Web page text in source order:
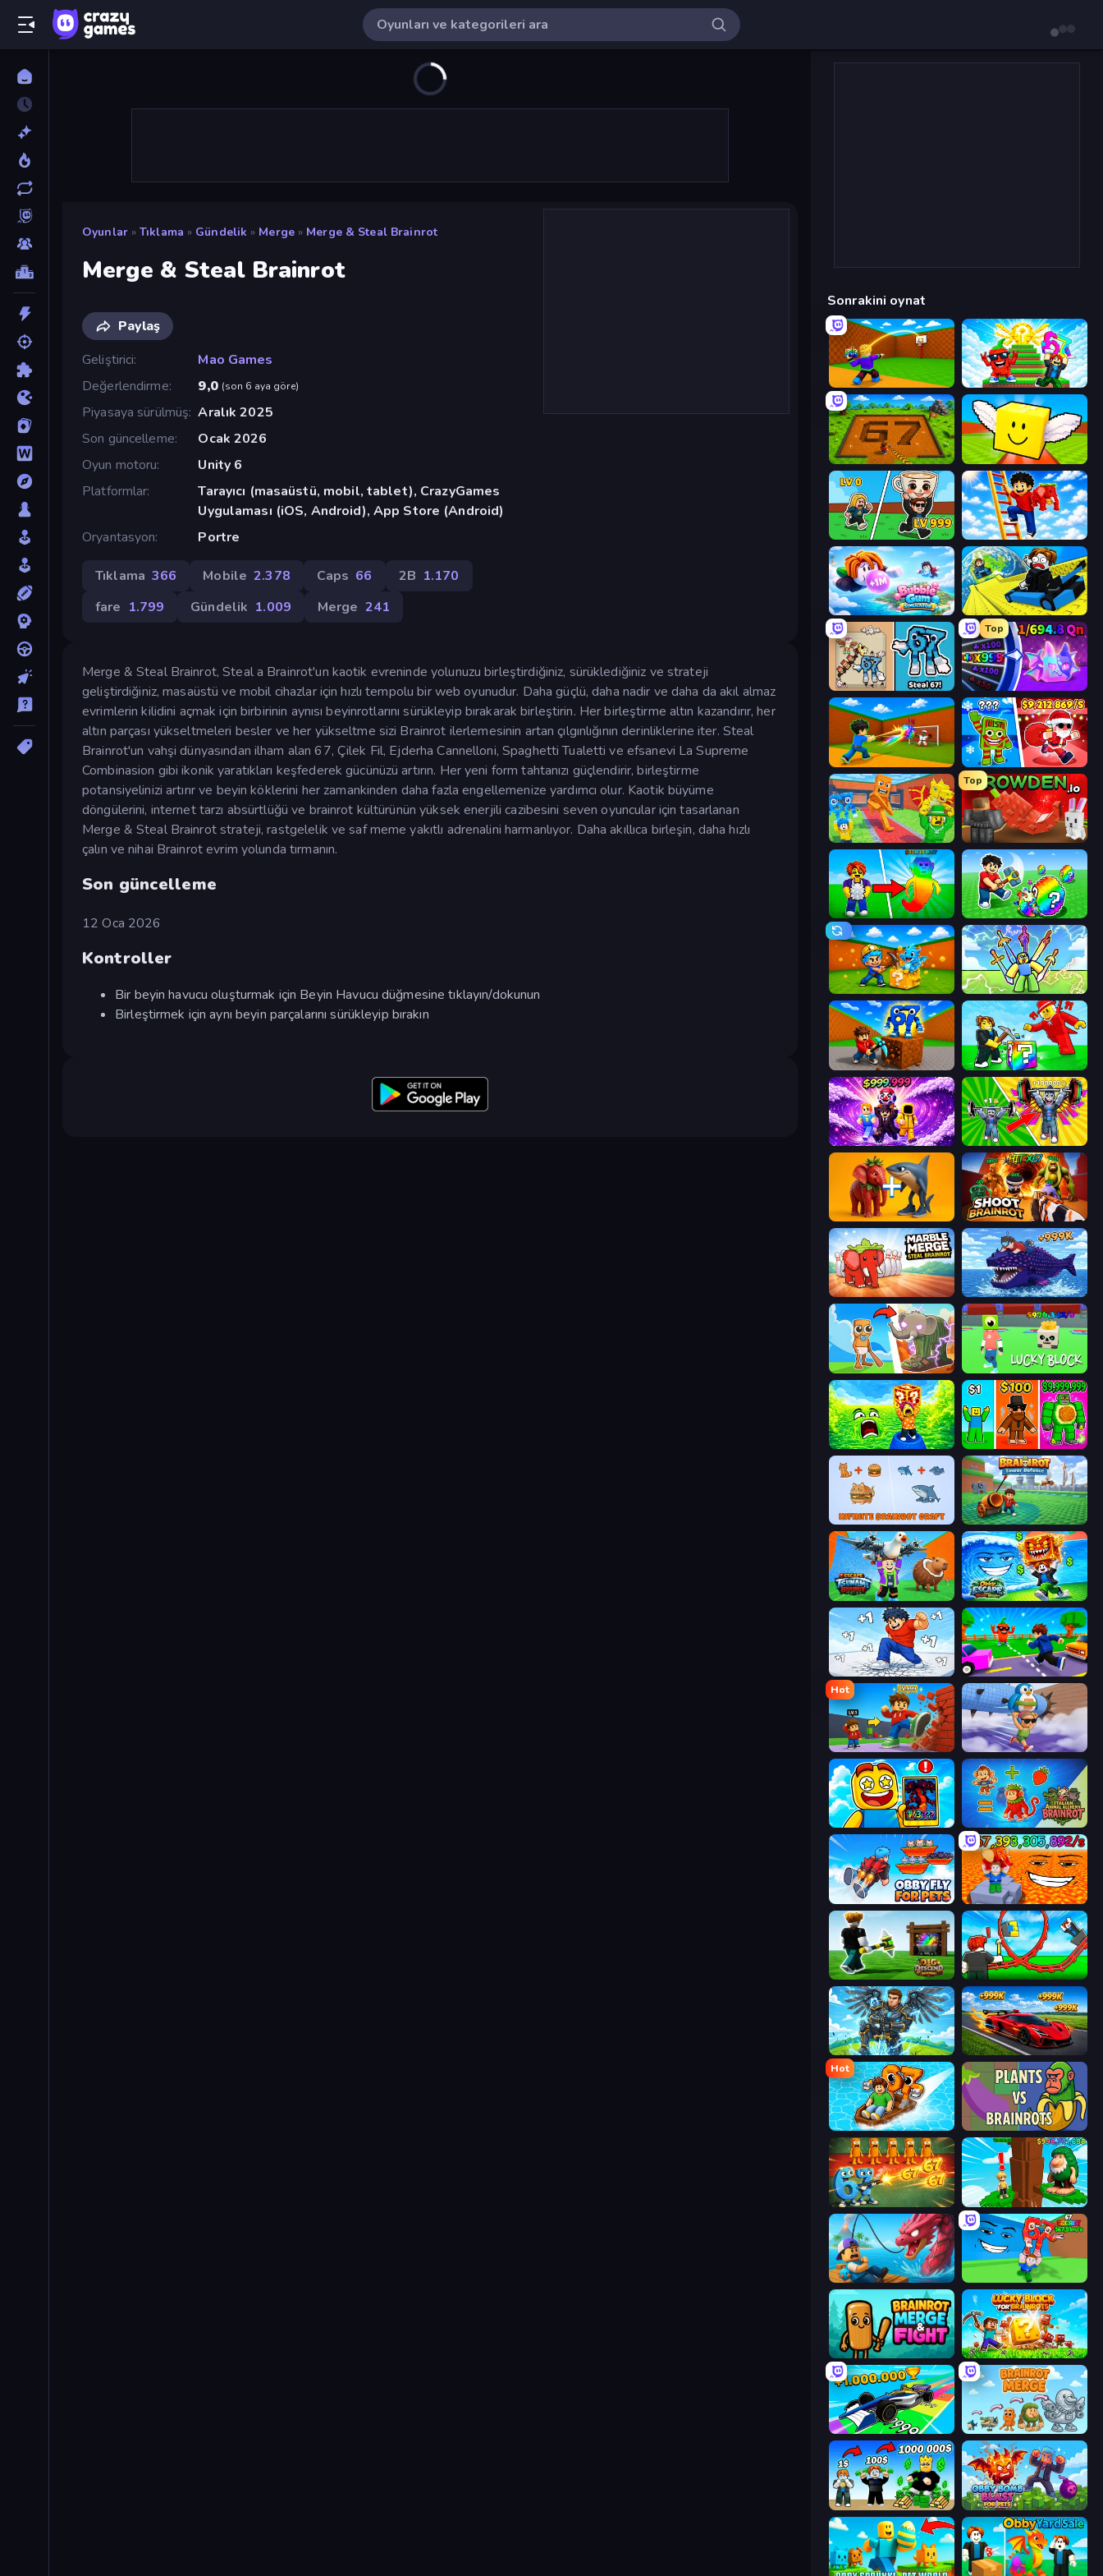
Oyunlar » Tıklama » Gündelik » Merge » Merge & Steal Brainrot
Merge & Steal Brainrot
Paylaş
Geliştirici
Mao Games
Değerlendirme
9,0 (son 6 aya göre)
Piyasaya sürülmüş Aralık 2025
Son güncelleme
Ocak 2026
Oyun motoru
Unity 6
Platformlar
Tarayıcı (masaüstü, mobil, tablet), CrazyGames
Uygulaması (iOS, Android), App Store (Android)
Oryantasyon
Portre
Tıklama 366 Mobile 2.378 Caps 66 2B 1.170
fare 1.799 Gündelik 1.009 Merge 241
Merge & Steal Brainrot, Steal a Brainrot'un kaotik evreninde yolunuzu birleştirdiğiniz, sürüklediğiniz ve strateji
geliştirdiğiniz, masaüstü ve mobil cihazlar için hızlı tempolu bir web oyunudur. Daha güçlü, daha nadir ve daha da akıl almaz
evrimlerin kilidini açmak için birbirinin aynısı beyinrotlarını sürükleyip bırakarak birleştirin. Her birleştirme altın kazandırır, her
altın parçası yükseltmeleri besler ve her yükseltme sizi Brainrot ilerlemesinin artan çılgınlığının derinliklerine iter. Steal
Brainrot'un vahşi dünyasından ilham alan 67, Çilek Fil, Ejderha Cannelloni, Spaghetti Tualetti ve efsanevi La Supreme
Combinasion gibi ikonik yaratıkları keşfederek gücünüzü artırın. Her yeni form tahtanızı güçlendirir, birleştirme
potansiyelinizi artırır ve beyin köklerini her zamankinden daha fazla engellemenize yardımcı olur. Kaotik büyüme
döngülerini, internet tarzı absürtlüğü ve brainrot kültürünün yüksek enerjili cazibesini seven oyuncular için tasarlanan
Merge & Steal Brainrot strateji, rastgelelik ve saf meme yakıtlı adrenalini harmanlıyor. Daha akıllıca birleşin, daha hızlı
çalın ve nihai Brainrot evrim yolunda tırmanın.
Son güncelleme
12 Oca 2026
Kontroller
Bir beyin havucu oluşturmak için Beyin Havucu düğmesine tıklayın/dokunun
Birleştirmek için aynı beyin parçalarını sürükleyip bırakın
Sonrakini oynat
Throw a Lucky Block Run and Jump for Brainrot
Obby: Dig Brainrots Lucky Brainrot Blocks Online
Brainrot Arena Online Ladder to Brainhot: Climb
Bubble Gum Simulator Cart Ride Danger Mount
67 Steal a Brainrot Game
Top
Meeland.io
Baseball For Brainrot Plants vs Brain Zombies
Catch Brainrots From Bosses
Top
Grow A Garden | Growden.io
Collect Brainrot Egg Break a Lucky Egg Brainrots
Escape Cave For Brainrot Obby vs Brainrot
Obby: Break Rocks For Brainrots
Obby - BrainWave Obby: Gym Simulator, Escape
Shoot Brainrot
Marble Merge: Steal Brainrot Game Obby Fish Challenge: Ride
Brainrot Evolution Lucky Block
Save Memerots: Acid Lava lake Obby Brainrot Merge
Infinite Brainrot: Craft Merge Brainrot Tower Defence
Escape Tsunami Brainrot Obby Escape from Tsunami Brainrot
Break a Skyscraper Robby: Cross the Road for Brainrot
Hot
Obby: +1 Click Wall Breaker BrainZombie Log Escape
Obby Cards: The Legend Hunt Italian Animal Alchemy - Brainrot
Obby Fly For Pets Escape Lava for Brainrots!
Dig and Descend: Obby Mine Build a Rollercoaster: Simulator
Obby: Pull a Sword
Hot
Float for Brainrots Plants vs Brainrots
Brainrot Tower Defense Steal Beanstalk for Brainrots
Fish It Now
Brainrot Merge & Fight Lucky Blocks for Brainrots
Obby Car Challenge: Drive Brainrot Merge
Obby Tycoon Build the City Obby Bomb Blast For Pets